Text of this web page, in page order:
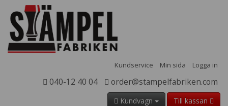
Kundservice Min sida Logga in
040-12 40 04 order@stampelfabriken.com
Kundvagn Till kassan